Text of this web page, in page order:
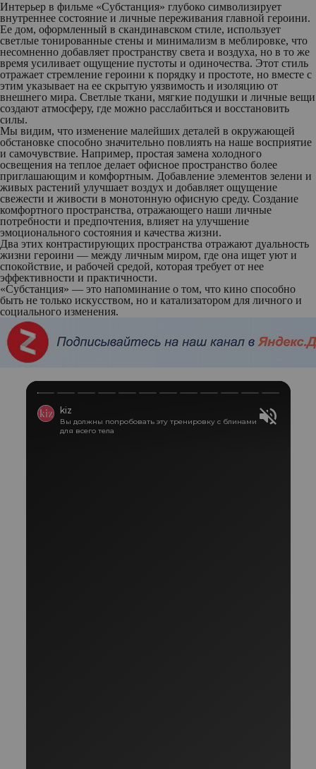
Интерьер в фильме «Субстанция» глубоко символизирует
внутреннее состояние и личные переживания главной героини.
Ее дом, оформленный в скандинавском стиле, использует
светлые тонированные стены и минимализм в меблировке, что
несомненно добавляет пространству света и воздуха, но в то же
время усиливает ощущение пустоты и одиночества. Этот стиль
отражает стремление героини к порядку и простоте, но вместе с
этим указывает на ее скрытую уязвимость и изоляцию от
внешнего мира. Светлые ткани, мягкие подушки и личные вещи
создают атмосферу, где можно расслабиться и восстановить
силы.
Мы видим, что изменение малейших деталей в окружающей
обстановке способно значительно повлиять на наше восприятие
и самочувствие. Например, простая замена холодного
освещения на теплое делает офисное пространство более
приглашающим и комфортным. Добавление элементов зелени и
живых растений улучшает воздух и добавляет ощущение
свежести и живости в монотонную офисную среду. Создание
комфортного пространства, отражающего наши личные
потребности и предпочтения, влияет на улучшение
эмоционального состояния и качества жизни.
Два этих контрастирующих пространства отражают дуальность
жизни героини — между личным миром, где она ищет уют и
спокойствие, и рабочей средой, которая требует от нее
эффективности и практичности.
«Субстанция» — это напоминание о том, что кино способно
быть не только искусством, но и катализатором для личного и
социального изменения.